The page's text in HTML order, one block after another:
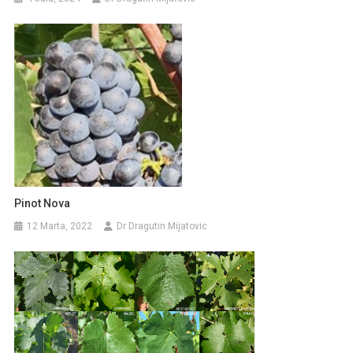
Pinot Nova
12 Marta, 2022 Dr Dragutin Mijatovic